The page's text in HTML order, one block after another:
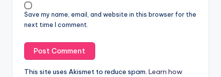
Save my name, email, and website in this browser for the
next time I comment.
This site uses Akismet to reduce spam. Learn how